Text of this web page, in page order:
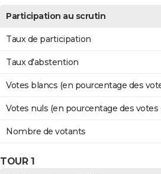
Participation au scrutin
Taux de participation
Taux d'abstention
Votes blancs (en pourcentage des
Votes nuls (en pourcentage des
Nombre de votants
TOUR 1